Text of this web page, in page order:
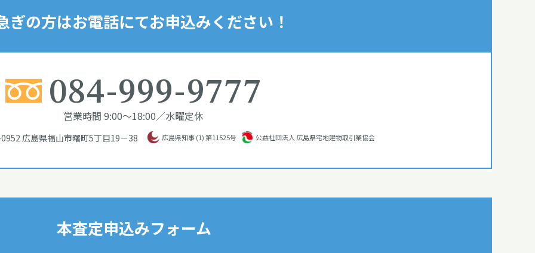
ぎの方はお電話にてお申込みください！
084-999-9777
営業時間 9:00～18:00／水曜定休
広島県福山市曙町5丁目19－38 広島県知事 (1) 第11525号 公益社団法人 広島県宅地建物取引業協会
本査定申込みフォーム